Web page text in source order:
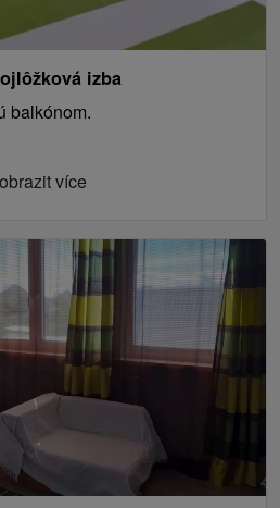
izba
balkónom.
více